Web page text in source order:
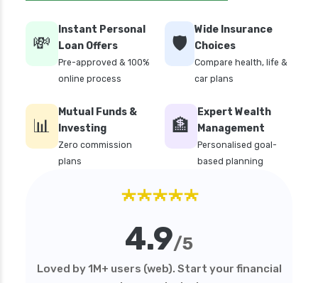
💸
Instant Personal
Loan Offers
Pre-approved & 100%
online process
🛡️
Wide Insurance
Choices
Compare health, life &
car plans
📊
Mutual Funds &
Investing
Zero commission
plans
🏦
Expert Wealth
Management
Personalised goal-
based planning
★★★★★
4.9/5
Loved by 1M+ users (web). Start your financial